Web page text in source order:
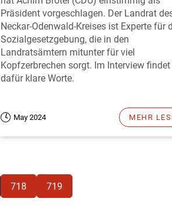
Präsident vorgeschlagen. Der Landrat
Neckar-Odenwald-Kreises ist Experte für
Sozialgesetzgebung, die in den
Landratsämtern mitunter für viel
Kopfzerbrechen sorgt. Im Interview findet
dafür klare Worte.
May 2024 MEHR
718 719